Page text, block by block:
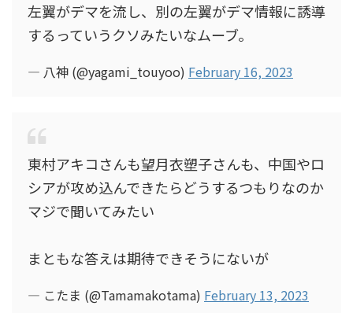
左翼がデマを流し、別の左翼がデマ情報に誘導
するっていうクソみたいなムーブ。
— 八神 (@yagami_touyoo) February 16, 2023
東村アキコさんも望月衣塑子さんも、中国やロ
シアが攻め込んできたらどうするつもりなのか
マジで聞いてみたい
まともな答えは期待できそうにないが
— こたま (@Tamamakotama) February 13, 2023